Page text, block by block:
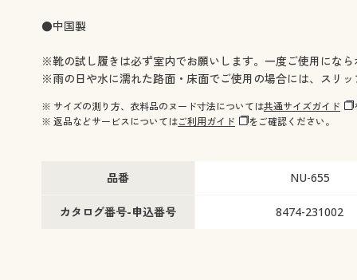
●中国製
※靴の試し履きは必ず室内でお願いします。一度ご使用になら
※雨の日や水に濡れた路面・床面でご使用の場合には、スリ
※ サイズの測り方、衣料品のヌード寸法については共通サイズガイド
※ 返品などサービスについてはご利用ガイド をご確認ください。
品番 NU-655
カタログ番号-申込番号 8474-231002